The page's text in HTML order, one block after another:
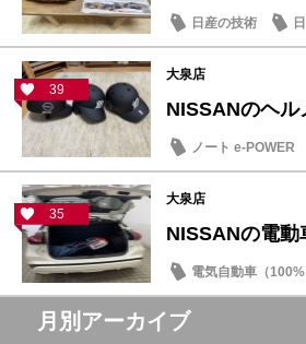
日産の技術
39
大泉店
NISSANのヘル
ノート e-POWER
35
大泉店
NISSANの電動
電気自動車（100%
新車
日常の
月別アーカイブ